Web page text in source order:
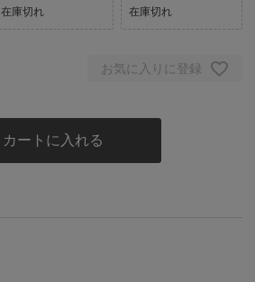
在庫切れ 在庫切れ
お気に入りに登録
カートに入れる